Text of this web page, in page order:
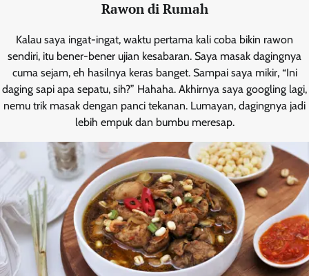
Rawon di Rumah
Kalau saya ingat-ingat, waktu pertama kali coba bikin rawon
sendiri, itu bener-bener ujian kesabaran. Saya masak dagingnya
cuma sejam, eh hasilnya keras banget. Sampai saya mikir, “Ini
daging sapi apa sepatu, sih?” Hahaha. Akhirnya saya googling lagi,
nemu trik masak dengan panci tekanan. Lumayan, dagingnya jadi
lebih empuk dan bumbu meresap.